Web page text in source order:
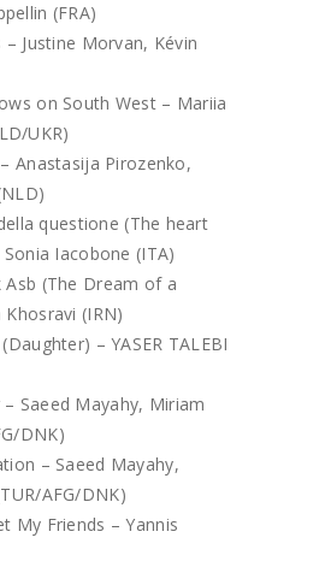
(FRA)
– Justine Morvan, Kévin
on South West – Mariia
UKR)
Anastasija Pirozenko,
questione (The heart
Iacobone (ITA)
Asb (The Dream of a
(IRN)
– YASER TALEBI
– Saeed Mayahy, Miriam
DNK)
– Saeed Mayahy,
AFG/DNK)
My Friends – Yannis